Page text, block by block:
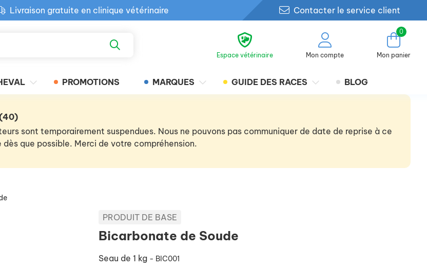
Livraison gratuite en clinique vétérinaire
Retour produit gratuit en clinique
Contacter le service client
Espace vétérinaire Mon compte
0
Mon panier
PROMOTIONS MARQUES GUIDE DES RACES BLOG
sont temporairement suspendues. Nous ne pouvons pas communiquer de date de reprise à ce
que possible. Merci de votre compréhension.
PRODUIT DE BASE
Bicarbonate de Soude
Seau de 1 kg - BIC001